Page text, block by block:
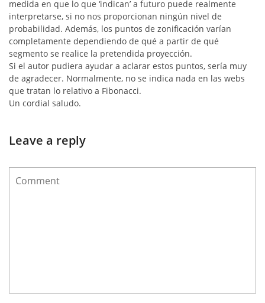
medida en que lo que ‘indican’ a futuro puede realmente
interpretarse, si no nos proporcionan ningún nivel de
probabilidad. Además, los puntos de zonificación varían
completamente dependiendo de qué a partir de qué
segmento se realice la pretendida proyección.
Si el autor pudiera ayudar a aclarar estos puntos, sería muy
de agradecer. Normalmente, no se indica nada en las webs
que tratan lo relativo a Fibonacci.
Un cordial saludo.
Leave a reply